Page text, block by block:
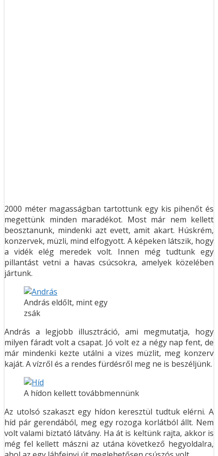
2000 méter magasságban tartottunk egy kis pihenőt és
megettünk minden maradékot. Most már nem kellett
beosztanunk, mindenki azt evett, amit akart. Húskrém,
konzervek, müzli, mind elfogyott. A képeken látszik, hogy
a vidék elég meredek volt. Innen még tudtunk egy
pillantást vetni a havas csúcsokra, amelyek közelében
jártunk.
András eldőlt, mint egy
zsák
András a legjobb illusztráció, ami megmutatja, hogy
milyen fáradt volt a csapat. Jó volt ez a négy nap fent, de
már mindenki kezte utálni a vizes müzlit, meg konzerv
kaját. A vízről és a rendes fürdésről meg ne is beszéljünk.
A hídon kellett továbbmennünk
Az utolsó szakaszt egy hídon keresztül tudtuk elérni. A
híd pár gerendából, meg egy rozoga korlátból állt. Nem
volt valami biztató látvány. Ha át is keltünk rajta, akkor is
még fel kellett mászni az utána következő hegyoldalra,